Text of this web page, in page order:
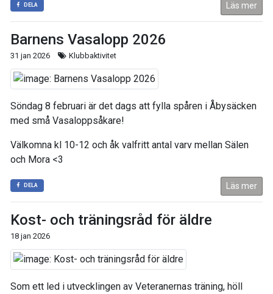
DELA Läs mer
Barnens Vasalopp 2026
31 jan 2026 Klubbaktivitet
Söndag 8 februari är det dags att fylla spåren i Åbysäcken
med små Vasaloppsåkare!
Välkomna kl 10-12 och åk valfritt antal varv mellan Sälen
och Mora <3
DELA Läs mer
Kost- och träningsråd för äldre
18 jan 2026
Som ett led i utvecklingen av Veteranernas träning, höll